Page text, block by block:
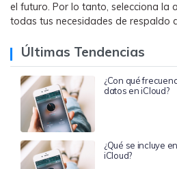
el futuro. Por lo tanto, selecciona la
todas tus necesidades de respaldo
Últimas Tendencias
¿Con qué
datos en iCloud?
¿Qué se incluye
iCloud?